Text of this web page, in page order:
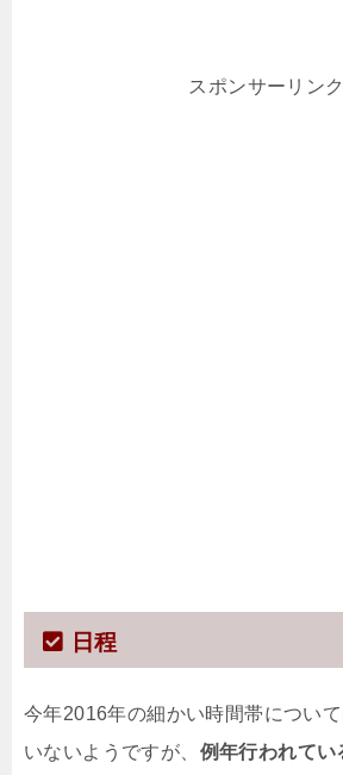
スポンサーリンク
日程
今年2016年の細かい時間帯につい
いないようですが、 例年行われてい